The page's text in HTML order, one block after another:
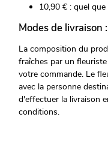
10,90 € : quel
Modes de livraison :
La composition du
fraîches par un
votre commande. Le
avec la personne
d'effectuer la livraison
conditions.